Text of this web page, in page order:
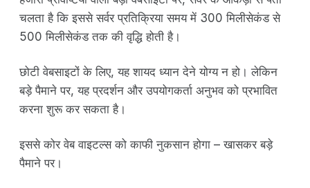
चलता है कि इससे सर्वर प्रतिक्रिया समय में 300 मिलीसेकंड से
500 मिलीसेकंड तक की वृद्धि होती है।
छोटी वेबसाइटों के लिए, यह शायद ध्यान देने योग्य न हो। लेकिन
बड़े पैमाने पर, यह प्रदर्शन और उपयोगकर्ता अनुभव को प्रभावित
करना शुरू कर सकता है।
इससे कोर वेब वाइटल्स को काफी नुकसान होगा – खासकर बड़े
पैमाने पर।